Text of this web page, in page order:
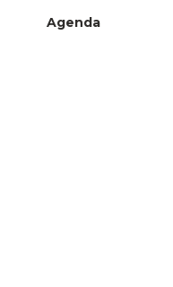
Agenda